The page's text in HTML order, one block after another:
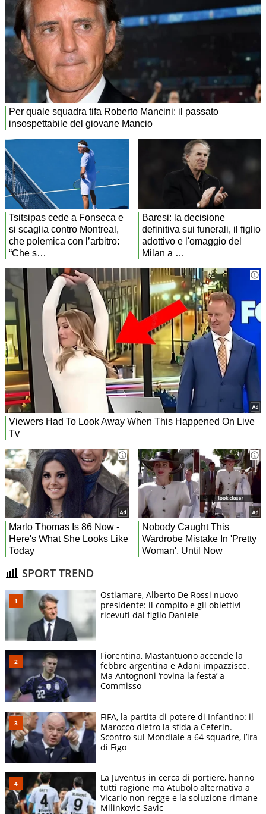
SPORT TREND
Ostiamare, Alberto De Rossi nuovo
presidente: il compito e gli obiettivi
ricevuti dal figlio Daniele
Fiorentina, Mastantuono accende la
febbre argentina e Adani impazzisce.
Ma Antognoni ‘rovina la festa’ a
Commisso
FIFA, la partita di potere di Infantino: il
Marocco dietro la sfida a Ceferin.
Scontro sul Mondiale a 64 squadre, l’ira
di Figo
La Juventus in cerca di portiere, hanno
tutti ragione ma Atubolo alternativa a
Vicario non regge e la soluzione rimane
Milinkovic-Savic